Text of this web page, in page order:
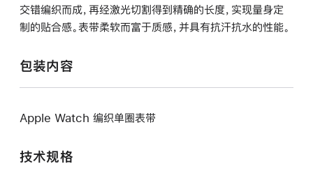
交错编织而成，再经激光切割得到精确的长度，实现量身定
制的贴合感。表带柔软而富于质感，并具有抗汗抗水的性能。
包装内容
Apple Watch 编织单圈表带
技术规格